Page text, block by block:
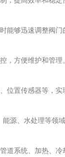
够迅速调整阀门
方便维护和管理
置传感器等，实
、水处理等领域
系统、加热、冷